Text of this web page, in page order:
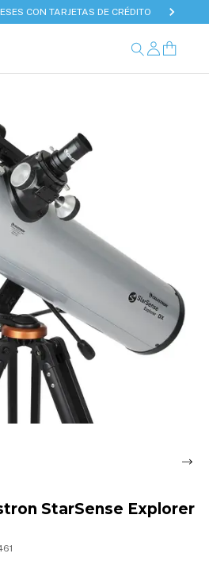
CON TARJETAS DE CRÉDITO
StarSense Explorer